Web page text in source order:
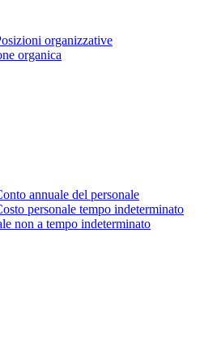
organizzative
organica
annuale del personale
personale tempo indeterminato
non a tempo indeterminato